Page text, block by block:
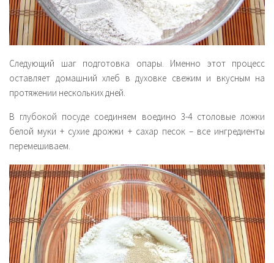
Следующий шаг подготовка опары. Именно этот процесс
оставляет домашний хлеб в духовке свежим и вкусным на
протяжении нескольких дней.
В глубокой посуде соединяем воедино 3-4 столовые ложки
белой муки + сухие дрожжи + сахар песок – все ингредиенты
перемешиваем.